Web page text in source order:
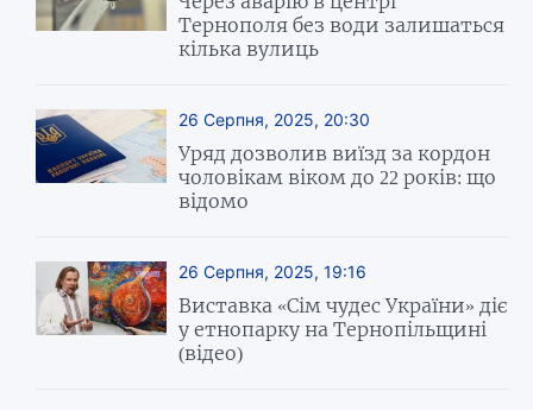
Тернополя без води залишаться
кілька вулиць
26 Серпня, 2025, 20:30
Уряд дозволив виїзд за кордон
чоловікам віком до 22 років: що
відомо
26 Серпня, 2025, 19:16
Виставка «Сім чудес України» діє
у етнопарку на Тернопільщині
(відео)